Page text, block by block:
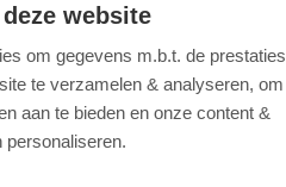
website
om gegevens m.b.t. de prestaties
te verzamelen & analyseren, om
aan te bieden en onze content &
personaliseren.